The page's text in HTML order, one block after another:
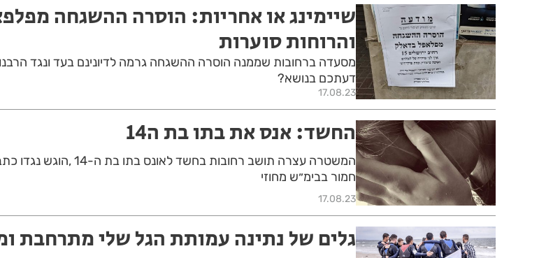
שיימינג או אחריות: הוסרה ההשגחה
והרוחות סוערות
מסעדה ברחובות שממנה הוסרה ההשגחה גרמה לדיונינם בעד ונגד
דעתכם בנושא?
17.08.23
החשד: אנס את בתו בת ה14
המשטרה עצרה תושב רחובות בחשד לאונס בתו בת
חמור בבימ״ש מחוזי
17.08.23
גלים של נתינה עמותת הגל שלי מתרחבת